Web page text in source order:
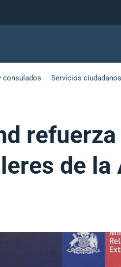
consulados Servicios ciudadanos
de la